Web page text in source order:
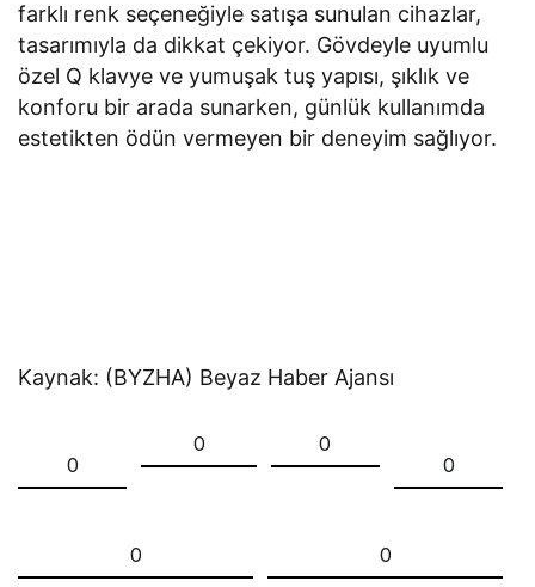
farklı renk seçeneğiyle satışa sunulan cihazlar,
tasarımıyla da dikkat çekiyor. Gövdeyle uyumlu
özel Q klavye ve yumuşak tuş yapısı, şıklık ve
konforu bir arada sunarken, günlük kullanımda
estetikten ödün vermeyen bir deneyim sağlıyor.
Kaynak: (BYZHA) Beyaz Haber Ajansı
0
0
0
0
0 0